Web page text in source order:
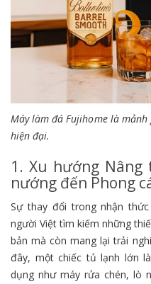
Máy làm đá Fujihome là
hiện đại.
1. Xu hướng Nâng
nướng đến Phong
Sự thay đổi trong nhận
người Việt tìm kiếm những
bản mà còn mang lại trải
đây, một chiếc tủ lạnh lớn
dụng như máy rửa chén, lò